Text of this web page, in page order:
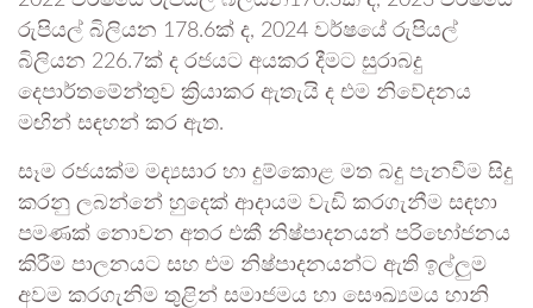
රුපියල් බිලියන 178.6ක් ද, 2024 වර්ෂයේ රුපියල්
බිලියන 226.7ක් ද රජයට අයකර දීමට සුරාබදු
දෙපාර්තමේන්තුව ක්‍රියාකර ඇතැයි ද එම නිවේදනය
මඟින් සඳහන් කර ඇත.
සෑම රජයක්ම මද්‍යසාර හා දුම්කොළ මත බදු පැනවීම සිදු
කරනු ලබන්නේ හුදෙක් ආදායම වැඩි කරගැනීම සඳහා
පමණක් නොවන අතර එකී නිෂ්පාදනයන් පරිභෝජනය
කිරීම පාලනයට සහ එම නිෂ්පාදනයන්ට ඇති ඉල්ලුම
අවම කරගැනිම තුළින් සමාජමය හා සෞඛ්‍යමය හානි